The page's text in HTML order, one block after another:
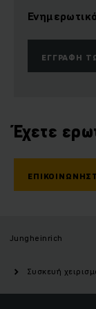
ΕΓΓΡΑΦΉ
Έχετε
Jungheinrich
Συσκευή